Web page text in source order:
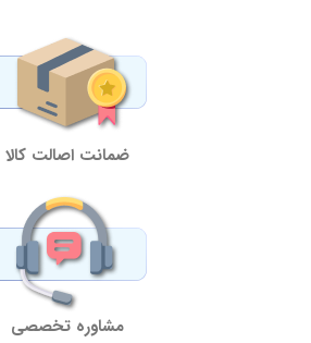
ضمانت اصالت کالا
مشاوره تخصصی